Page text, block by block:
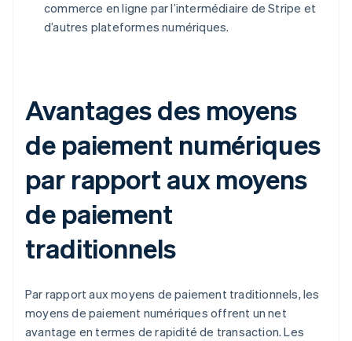
commerce en ligne par l’intermédiaire de Stripe et
d’autres plateformes numériques.
Avantages des moyens
de paiement numériques
par rapport aux moyens
de paiement
traditionnels
Par rapport aux moyens de paiement traditionnels, les
moyens de paiement numériques offrent un net
avantage en termes de rapidité de transaction. Les